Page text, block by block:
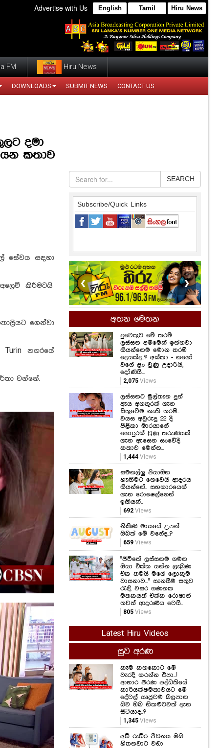
Advertise with Us English Tamil Hiru News
FM Hiru News
DOWNLOADS SUBMIT NEWS CONTACT US
දමා
කතාව
සේවය සඳහා
කිරීමටයි
ගෙන්වා
නගරයේ
වන්නේ.
SEARCH
Subscribe/Quick Links
❮ ❯
අතන මෙතන
දුවෙකුට මේ තරම්
කියන්නෙම මොන තරම්
දෙයක්ද..? අක්කා - නගෝ
දෝණියි...
2,075Views
ලස්සනට මුල්තැන දුන්
ඇය අනතුරක් ගැන
සිතුවේම නැති තරම්..
වයස අවුරුදු 22 දී
ගොදුරක් වුණු තරුණියක්
ගැන ඇසෙන සංවේදී
කතාව මෙන්න...
1,444 Views
සමනල්ලු පියාඹන
හැඟීමට නෙවෙයි ආදරය
කියන්නේ.. සහකාරයෙක්
ගැන රොෂෙල්ගෙන්
692Views
නිකිණි මාසයේ උපන්
ඔබත් මේ වගේද..?
659 Views
"ජීවිතේ ලස්සනම ගමන
ඔයා එක්ක යන්න ලැබුණ
එක තමයි මගේ ලොකුම
වාසනාව..." සැනසීම සතුට
මතකයත් එක්ක රොෂාන්
තවත් ආදරණීය වෙයි..
805 Views
Latest Hiru Videos
සුව අරණ
කෑම කනකොට මේ
වැරදි කරන්න එපා...!
ආහාර ජීරණ පද්ධතියේ
කාර්යක්ෂමතාවයට මේ
බව ඔබ නිකමටවත් දැන
සිටියාද..?
1,345Views
අධි රුධිර පීඩනය ඔබ
හිතනවාට වඩා
හානිදායක විය හැකියි..
සිතිය යුතු කාරණා
විශේෂ කතාවක් මෙන්න..